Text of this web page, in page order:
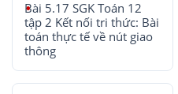
Bài 5.17 SGK Toán 12
tập 2 Kết nối tri thức: Bài
toán thực tế về nút giao
thông